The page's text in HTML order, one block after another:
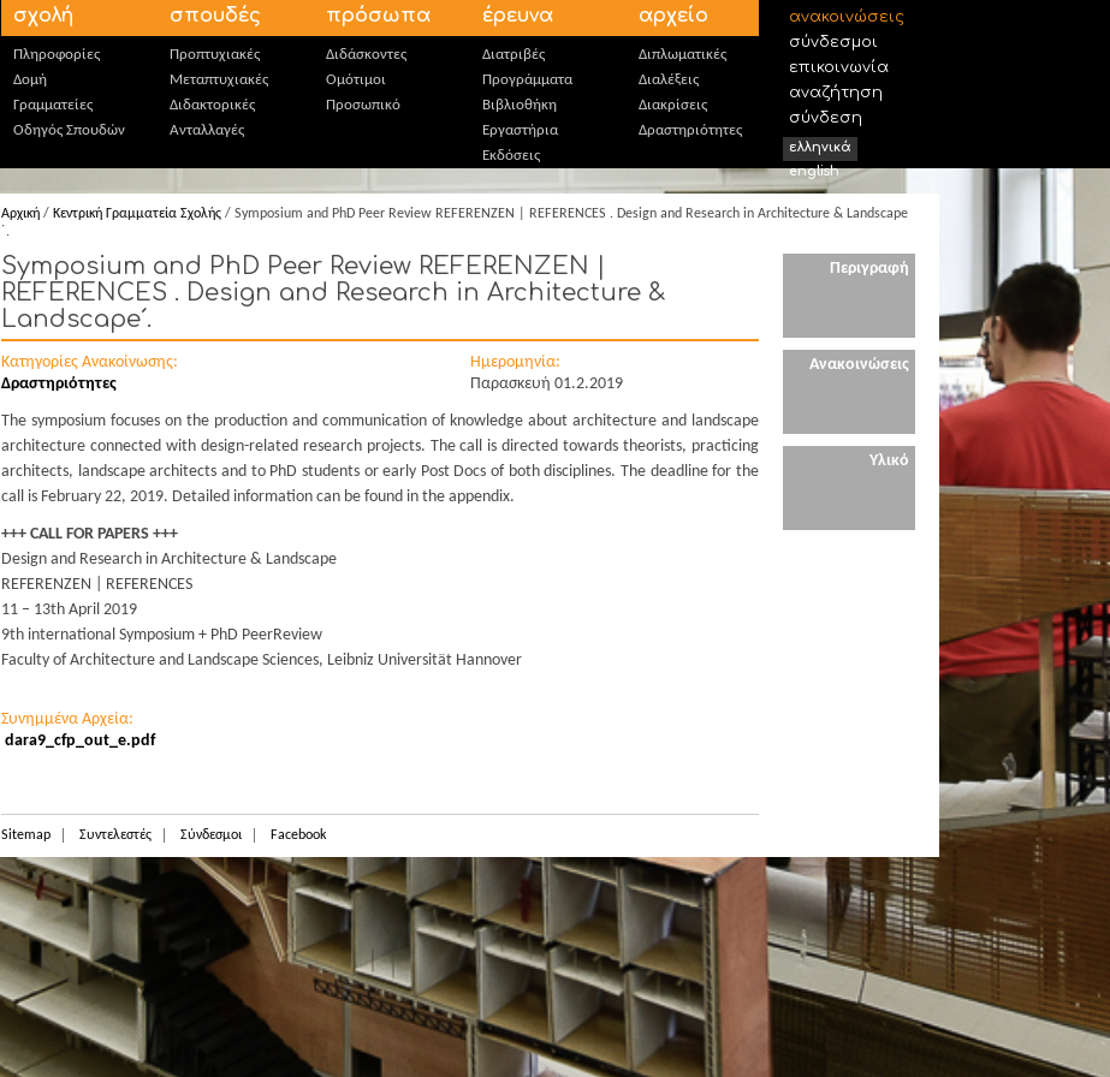
σχολή
Πληροφορίες
Δομή
Γραμματείες
Οδηγός Σπουδών
σπουδές
Προπτυχιακές
Μεταπτυχιακές
Διδακτορικές
Ανταλλαγές
πρόσωπα
Διδάσκοντες
Ομότιμοι
Προσωπικό
έρευνα
Διατριβές
Προγράμματα
Βιβλιοθήκη
Εργαστήρια
Εκδόσεις
αρχείο
Διπλωματικές
Διαλέξεις
Διακρίσεις
Δραστηριότητες
ανακοινώσεις
σύνδεσμοι
επικοινωνία
αναζήτηση
σύνδεση
ελληνικά
english
Αρχική / Κεντρική Γραμματεία Σχολής / Symposium and PhD Peer Review REFERENZEN | REFERENCES . Design and Research in Architecture & Landscape
´.
Symposium and PhD Peer Review REFERENZEN |
REFERENCES . Design and Research in Architecture &
Landscape´.
Κατηγορίες Ανακοίνωσης:
Δραστηριότητες
Ημερομηνία:
Παρασκευή 01.2.2019
The symposium focuses on the production and communication of knowledge about architecture and landscape
architecture connected with design-related research projects. The call is directed towards theorists, practicing
architects, landscape architects and to PhD students or early Post Docs of both disciplines. The deadline for the
call is February 22, 2019. Detailed information can be found in the appendix.
+++ CALL FOR PAPERS +++
Design and Research in Architecture & Landscape
REFERENZEN | REFERENCES
11 – 13th April 2019
9th international Symposium + PhD PeerReview
Faculty of Architecture and Landscape Sciences, Leibniz Universität Hannover
Συνημμένα Αρχεία:
dara9_cfp_out_e.pdf
Sitemap Συντελεστές Σύνδεσμοι Facebook
Περιγραφή
Ανακοινώσεις
Υλικό